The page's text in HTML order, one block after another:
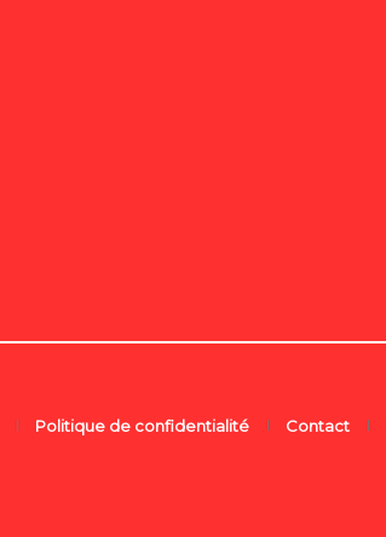
Politique de confidentialité Contact